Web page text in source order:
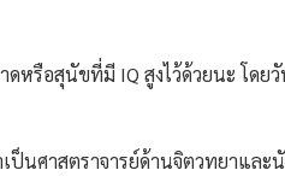
รือสุนัขที่มี IQ สูงไว้ด้วยนะ โดย
ศาสตราจารย์ด้านจิตวทยาและ